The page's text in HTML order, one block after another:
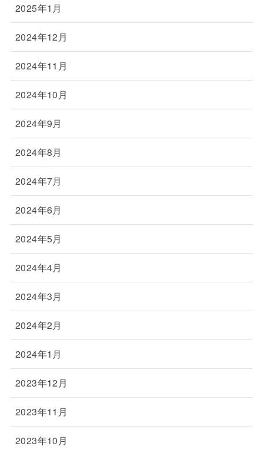
2025年1月
2024年12月
2024年11月
2024年10月
2024年9月
2024年8月
2024年7月
2024年6月
2024年5月
2024年4月
2024年3月
2024年2月
2024年1月
2023年12月
2023年11月
2023年10月